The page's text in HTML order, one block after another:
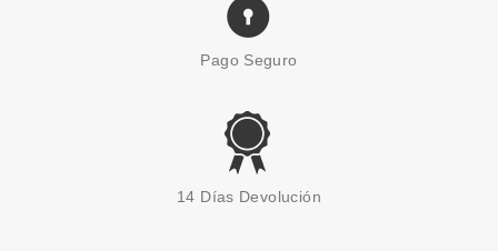
CATRICE
CATRICE THE JOKER PALETA
SOMBRA DE OJOS 010
Pago Seguro
14 Días Devolución